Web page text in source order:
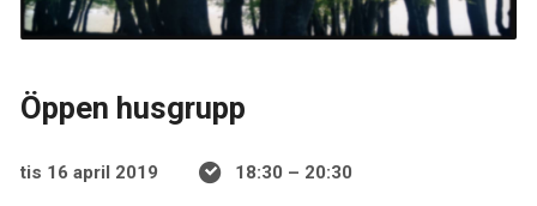
Öppen husgrupp
tis 16 april 2019 18:30 – 20:30